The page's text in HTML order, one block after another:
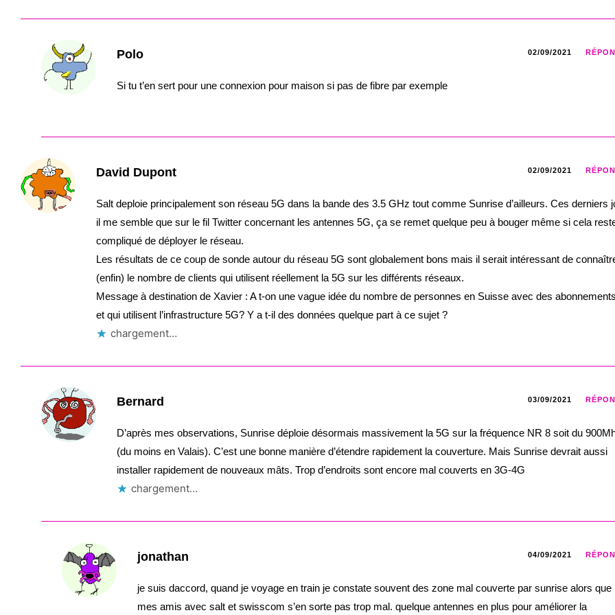
Polo 02/09/2021
Si tu t’en sert pour une connexion pour maison si pas de fibre par exemple
David Dupont 02/09/2021
Salt deploie principalement son réseau 5G dans la bande des 3.5 GHz tout comme Sunrise d’ailleurs. Ces derniers
il me semble que sur le fil Twitter concernant les antennes 5G, ça se remet quelque peu à bouger même si cela
compliqué de déployer le réseau.
Les résultats de ce coup de sonde autour du réseau 5G sont globalement bons mais il serait intéressant de
(enfin) le nombre de clients qui utilisent réellement la 5G sur les différents réseaux.
Message à destination de Xavier : A t-on une vague idée du nombre de personnes en Suisse avec des
et qui utilisent l’infrastructure 5G? Y a t-il des données quelque part à ce sujet ?
chargement…
Bernard 03/09/2021
D’après mes observations, Sunrise déploie désormais massivement la 5G sur la fréquence NR 8 soit du
(du moins en Valais). C’est une bonne manière d’étendre rapidement la couverture. Mais Sunrise devrait aussi
installer rapidement de nouveaux mâts. Trop d’endroits sont encore mal couverts en 3G-4G
chargement…
jonathan 04/09/2021
je suis daccord, quand je voyage en train je constate souvent des zone mal couverte par sunrise alors que
mes amis avec salt et swisscom s’en sorte pas trop mal. quelque antennes en plus pour améliorer la